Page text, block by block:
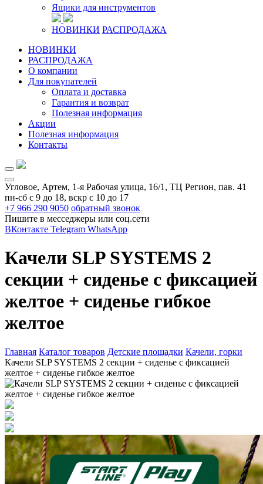
Ящики для инструментов
НОВИНКИ РАСПРОДАЖА
НОВИНКИ
РАСПРОДАЖА
О компании
Для покупателей
Оплата и доставка
Гарантия и возврат
Полезная информация
Акции
Полезная информация
Контакты
Угловое, Артем, ​1-я Рабочая улица, 16/1, ТЦ Регион, пав. 41
пн-сб с 9 до 18, вскр с 10 до 17
+7 966 290 9050 обратный звонок
Пишите в месседжеры или соц.сети
ВКонтакте Telegram WhatsApp
Качели SLP SYSTEMS 2
секции + сиденье с фиксацией
желтое + сиденье гибкое
желтое
Главная Каталог товаров Детские площадки Качели, горки
Качели SLP SYSTEMS 2 секции + сиденье с фиксацией
желтое + сиденье гибкое желтое